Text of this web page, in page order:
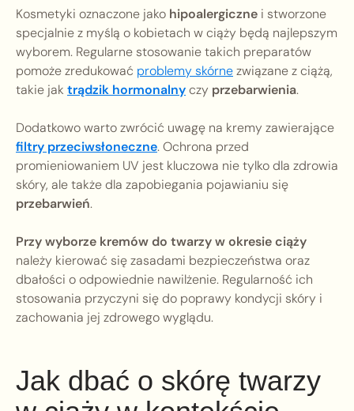
Kosmetyki oznaczone jako hipoalergiczne i stworzone
specjalnie z myślą o kobietach w ciąży będą najlepszym
wyborem. Regularne stosowanie takich preparatów
pomoże zredukować problemy skórnezwiązane z ciążą,
takie jak trądzik hormonalnyczy przebarwienia.
Dodatkowo warto zwrócić uwagę na kremy zawierające
filtry przeciwsłoneczne. Ochrona przed
promieniowaniem UV jest kluczowa nie tylko dla zdrowia
skóry, ale także dla zapobiegania pojawianiu się
przebarwień.
Przy wyborze kremów do twarzy w okresie ciąży
należy kierować się zasadami bezpieczeństwa oraz
dbałości o odpowiednie nawilżenie. Regularność ich
stosowania przyczyni się do poprawy kondycji skóry i
zachowania jej zdrowego wyglądu.
Jak dbać o skórę twarzy